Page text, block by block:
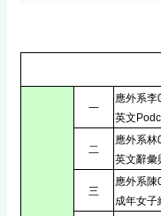
一
應外系李
英文
二
應外系林
英文辭彙
三
應外系陳
成年女子